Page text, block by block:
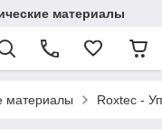
материалы
материалы Roxtec -